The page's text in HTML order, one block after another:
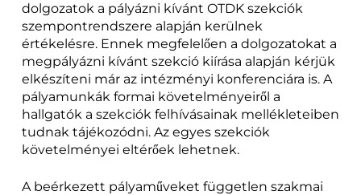
dolgozatok a pályázni kívánt OTDK szekciók
szempontrendszere alapján kerülnek
értékelésre. Ennek megfelelően a dolgozatokat a
megpályázni kívánt szekció kiírása alapján kérjük
elkészíteni már az intézményi konferenciára is. A
pályamunkák formai követelményeiről a
hallgatók a szekciók felhívásainak mellékleteiben
tudnak tájékozódni. Az egyes szekciók
követelményei eltérőek lehetnek.
A beérkezett pályaműveket független szakmai